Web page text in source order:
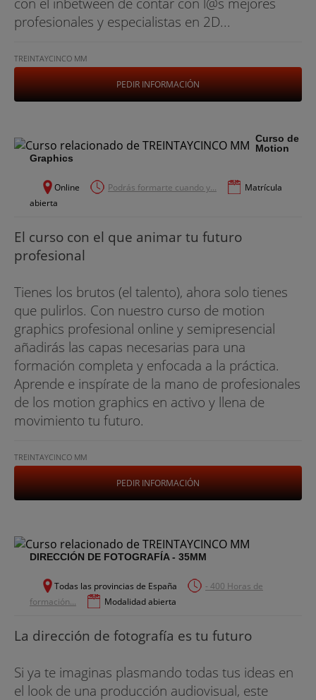
profesionales y especialistas en 2D...
TREINTAYCINCO MM
PEDIR INFORMACIÓN
Curso de
Motion
Graphics
Online Podrás formarte cuando y...
Matrícula
abierta
El curso con el que animar tu futuro
profesional
Tienes los brutos (el talento), ahora solo tienes
que pulirlos. Con nuestro curso de motion
graphics profesional online y semipresencial
añadirás las capas necesarias para una
formación completa y enfocada a la práctica.
Aprende e inspírate de la mano de profesionales
de los motion graphics en activo y llena de
movimiento tu futuro.
TREINTAYCINCO MM
PEDIR INFORMACIÓN
DIRECCIÓN DE FOTOGRAFÍA - 35MM
Todas las provincias de España
- 400 Horas de
formación...
Modalidad abierta
La dirección de fotografía es tu futuro
Si ya te imaginas plasmando todas tus ideas en
el look de una producción audiovisual, este